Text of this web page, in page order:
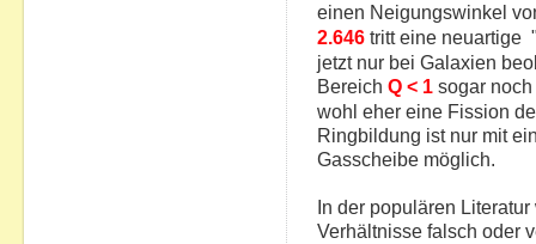
einen Neigungswinkel
2.646 tritt eine neuartige
jetzt nur bei Galaxien
Bereich Q < 1 sogar
wohl eher eine Fission
Ringbildung ist nur mit
Gasscheibe möglich.
In der populären
Verhältnisse falsch oder